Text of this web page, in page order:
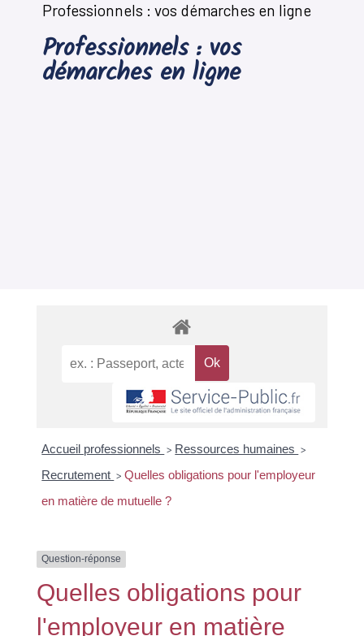
Professionnels : vos démarches en ligne
Professionnels : vos
démarches en ligne
Accueil professionnels > Ressources humaines >
Recrutement > Quelles obligations pour l'employeur
en matière de mutuelle ?
Question-réponse
Quelles obligations pour
l'employeur en matière